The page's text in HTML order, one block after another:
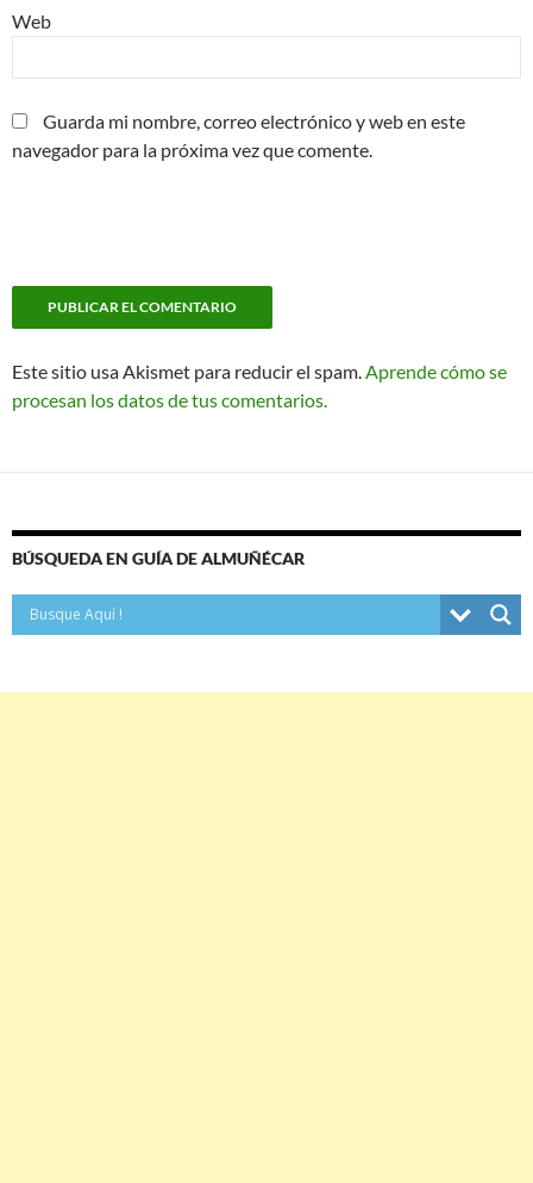
Web
Guarda mi nombre, correo electrónico y web en este
navegador para la próxima vez que comente.
Este sitio usa Akismet para reducir el spam. Aprende cómo se
procesan los datos de tus comentarios.
BÚSQUEDA EN GUÍA DE ALMUÑÉCAR